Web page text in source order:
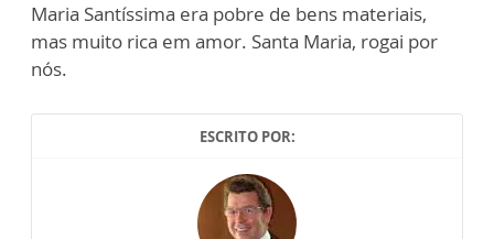
Maria Santíssima era pobre de bens materiais,
mas muito rica em amor. Santa Maria, rogai por
nós.
ESCRITO POR: